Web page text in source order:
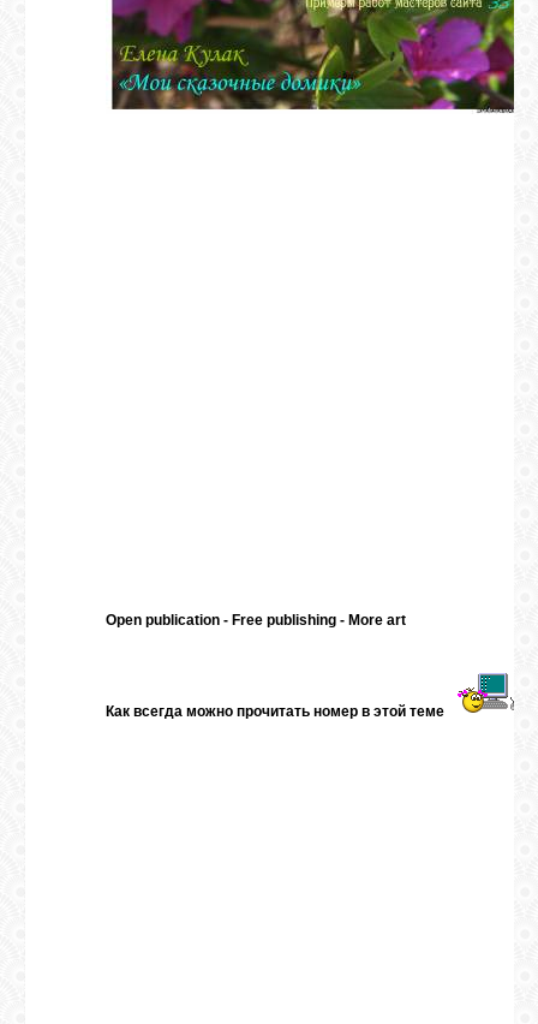
Open publication - Free publishing - More art
Как всегда можно прочитать номер в этой теме